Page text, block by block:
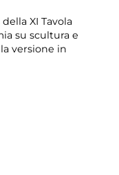
XI Tavola
su scultura e
versione in